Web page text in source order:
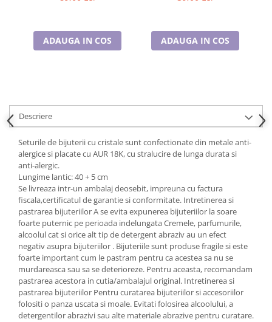
Cadouri pentru Doctori
MartisoareADAUGA IN COS ADAUGA IN COS
Descriere
Seturile de bijuterii cu cristale sunt confectionate din metale anti-
alergice si placate cu AUR 18K, cu stralucire de lunga durata si
anti-alergic.
Lungime lantic: 40 + 5 cm
Se livreaza intr-un ambalaj deosebit, impreuna cu factura
fiscala,certificatul de garantie si conformitate. Intretinerea si
pastrarea bijuteriilor A se evita expunerea bijuteriilor la soare
foarte puternic pe perioada indelungata Cremele, parfumurile,
alcoolul cat si orice alt tip de detergent abraziv au un efect
negativ asupra bijuteriilor . Bijuteriile sunt produse fragile si este
foarte important cum le pastram pentru ca acestea sa nu se
murdareasca sau sa se deterioreze. Pentru aceasta, recomandam
pastrarea acestora in cutia/ambalajul original. Intretinerea si
pastrarea bijuteriilor Pentru curatarea bijuteriilor si accesoriilor
folositi o panza uscata si moale. Evitati folosirea alcoolului, a
detergentilor abrazivi sau alte materiale abrazive pentru curatare.